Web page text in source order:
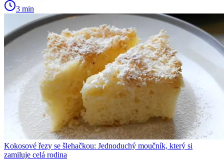
3 min
Kokosové řezy se šlehačkou: Jednoduchý moučník, který si
zamiluje celá rodina